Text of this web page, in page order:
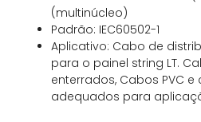
(multinúcleo)
Padrão: IEC60502-1
Aplicativo: Cabo de
para o painel string LT.
enterrados, Cabos PVC e
adequados para